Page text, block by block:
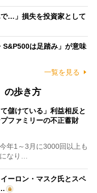
で…」損失を投資家として
S&P500は足踏み」が意味
一覧を見る
の歩き方
儲けている」利益相反と
ファミリーの不正蓄財
年1～3月に3000回以上も
なり…
ーロン・マスク氏とスペ